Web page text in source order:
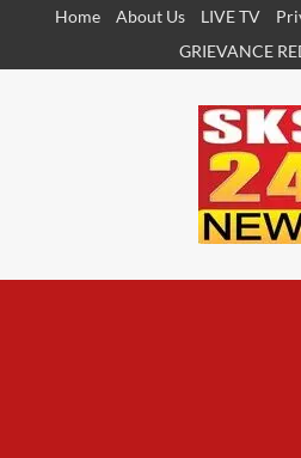
content
Home About Us LIVE TV
GRIEVANCE